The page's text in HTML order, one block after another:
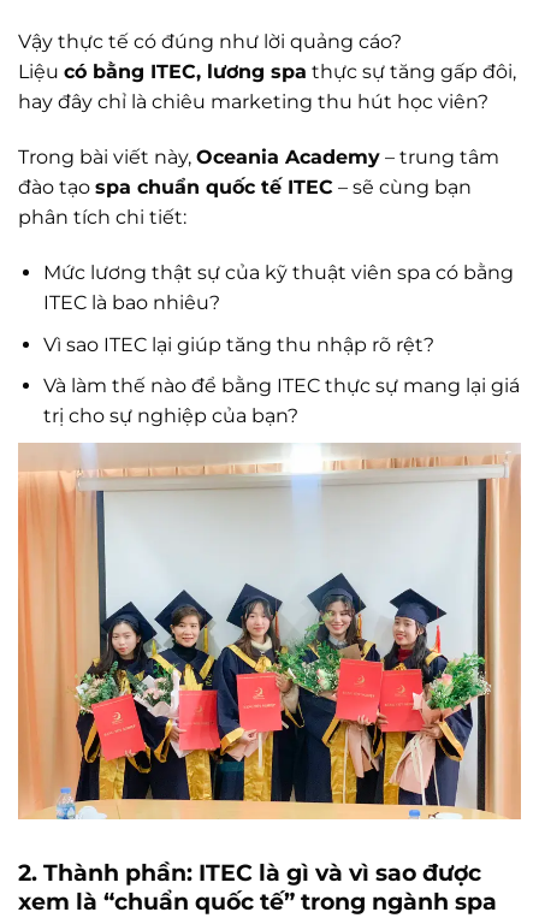
Vậy thực tế có đúng như lời quảng cáo?
Liệu có bằng ITEC, lương spa thực sự tăng gấp đôi,
hay đây chỉ là chiêu marketing thu hút học viên?
Trong bài viết này, Oceania Academy – trung tâm
đào tạo spa chuẩn quốc tế ITEC – sẽ cùng bạn
phân tích chi tiết:
Mức lương thật sự của kỹ thuật viên spa có bằng
ITEC là bao nhiêu?
Vì sao ITEC lại giúp tăng thu nhập rõ rệt?
Và làm thế nào để bằng ITEC thực sự mang lại giá
trị cho sự nghiệp của bạn?
2. Thành phần: ITEC là gì và vì sao được
xem là “chuẩn quốc tế” trong ngành spa